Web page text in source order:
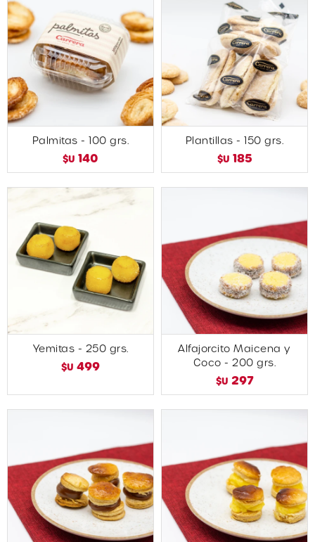
Palmitas - 100 grs.
$U 140
Plantillas - 150 grs.
$U 185
Yemitas - 250 grs.
$U 499
Alfajorcito Maicena y
Coco - 200 grs.
$U 297